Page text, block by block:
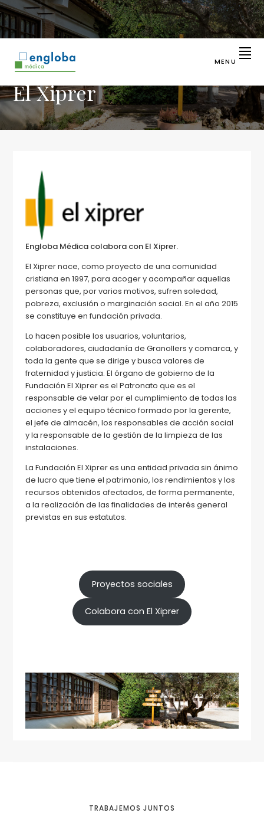
Saltar
a
la
principal
Saltar
al
contenido
MÉDICA
en
identificación
sanitaria
MENU
El Xiprer
Engloba Médica colabora con El Xiprer.
El Xiprer nace, como proyecto de una comunidad
cristiana en 1997, para acoger y acompañar aquellas
personas que, por varios motivos, sufren soledad,
pobreza, exclusión o marginación social. En el año 2015
se constituye en fundación privada.
Lo hacen posible los usuarios, voluntarios,
colaboradores, ciudadanía de Granollers y comarca, y
toda la gente que se dirige y busca valores de
fraternidad y justicia. El órgano de gobierno de la
Fundación El Xiprer es el Patronato que es el
responsable de velar por el cumplimiento de todas las
acciones y el equipo técnico formado por la gerente,
el jefe de almacén, los responsables de acción social
y la responsable de la gestión de la limpieza de las
instalaciones.
La Fundación El Xiprer es una entidad privada sin ánimo
de lucro que tiene el patrimonio, los rendimientos y los
recursos obtenidos afectados, de forma permanente,
a la realización de las finalidades de interés general
previstas en sus estatutos.
Proyectos sociales
Colabora con El Xiprer
TRABAJEMOS JUNTOS